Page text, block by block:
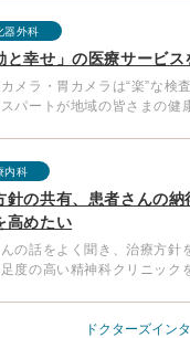
器外科
と幸せ」の医療サービ
カメラ・胃カメラは“楽”な検
パートが地域の皆さまの健
内科
針の共有、患者さんの
高めたい
の話をよく聞き、治療方針
度の高い精神科クリニック
ドクターズイン